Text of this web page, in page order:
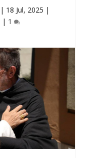
| 18 Jul, 2025 |
| 1